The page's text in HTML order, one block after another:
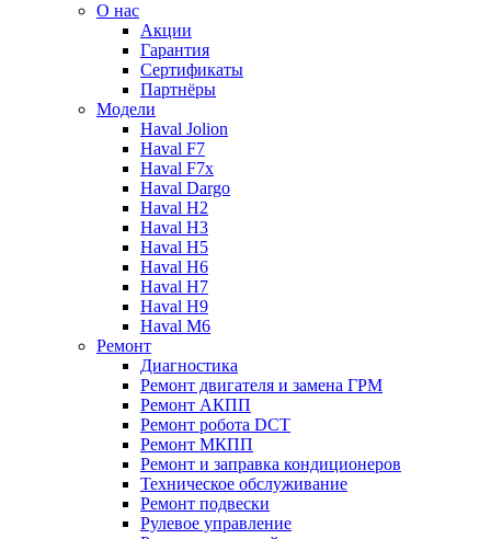
О нас
Акции
Гарантия
Сертификаты
Партнёры
Модели
Haval Jolion
Haval F7
Haval F7x
Haval Dargo
Haval H2
Haval H3
Haval H5
Haval H6
Haval H7
Haval H9
Haval M6
Ремонт
Диагностика
Ремонт двигателя и замена ГРМ
Ремонт АКПП
Ремонт робота DCT
Ремонт МКПП
Ремонт и заправка кондиционеров
Техническое обслуживание
Ремонт подвески
Рулевое управление